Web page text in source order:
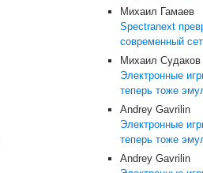
Михаил Гамаев
Spectranext
современный
Михаил Судаков
Электронные
теперь тоже
Andrey Gavrilin
Электронные
теперь тоже
Andrey Gavrilin